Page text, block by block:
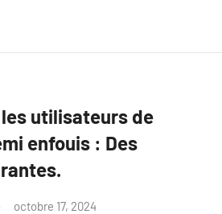
utilisateurs de
enfouis : Des
octobre 17, 2024